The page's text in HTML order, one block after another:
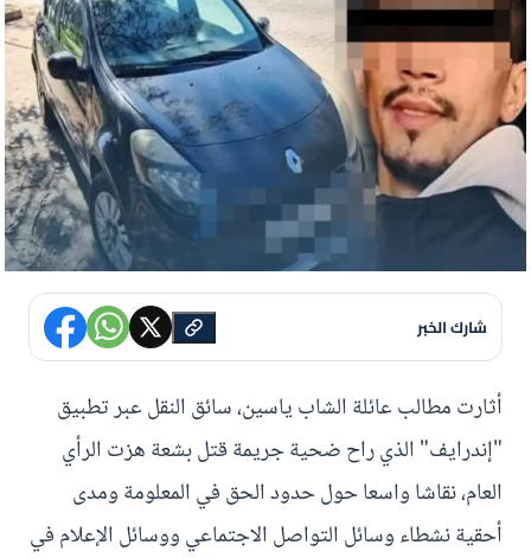
شارك الخبر
أثارت مطالب عائلة الشاب ياسين، سائق النقل عبر تطبيق
"إندرايف" الذي راح ضحية جريمة قتل بشعة هزت الرأي
العام، نقاشا واسعا حول حدود الحق في المعلومة ومدى
أحقية نشطاء وسائل التواصل الاجتماعي ووسائل الإعلام في